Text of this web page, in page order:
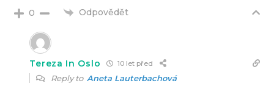
0 Odpovědět
Tereza In Oslo 10 let před
Reply to Aneta Lauterbachová